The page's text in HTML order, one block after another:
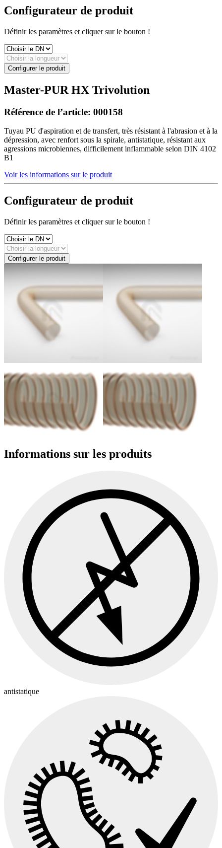
Configurateur de produit
Définir les paramètres et cliquer sur le bouton !
Configurer le produit
Master-PUR HX Trivolution
Référence de l’article: 000158
Tuyau PU d'aspiration et de transfert, très résistant à l'abrasion et à la
dépression, avec renfort sous la spirale, antistatique, résistant aux
agressions microbiennes, difficilement inflammable selon DIN 4102
B1
Voir les informations sur le produit
Configurateur de produit
Définir les paramètres et cliquer sur le bouton !
Configurer le produit
Informations sur les produits
antistatique